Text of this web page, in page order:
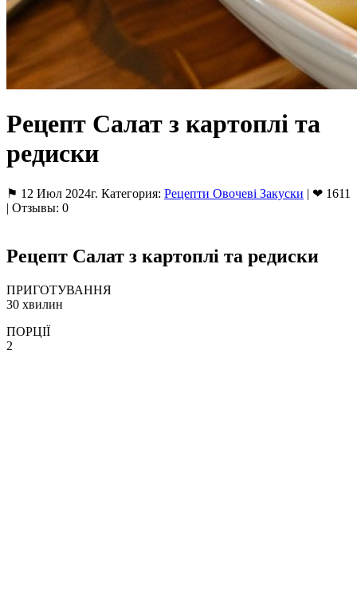
Рецепт Салат з картоплі та
редиски
⚑ 12 Июл 2024г. Категория: Рецепти Овочеві Закуски | ❤ 1611
| Отзывы: 0
Рецепт Салат з картоплі та редиски
ПРИГОТУВАННЯ
30 хвилин
ПОРЦІЇ
2